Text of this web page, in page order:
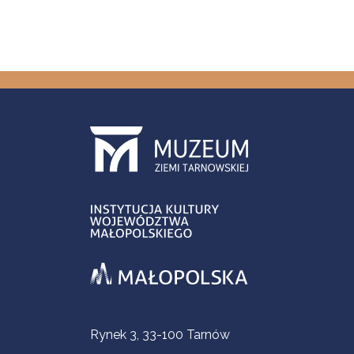
Informacje kontaktowe
Rynek 3, 33-100 Tarnów